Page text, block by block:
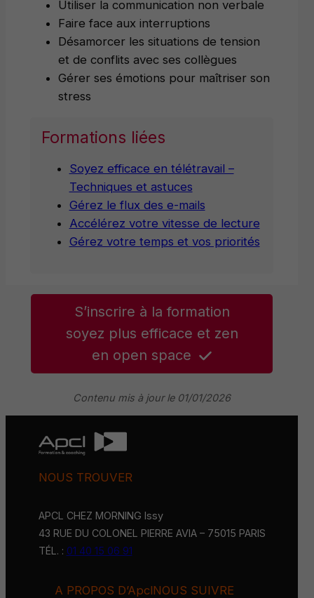
Utiliser la communication non verbale
Faire face aux interruptions
Désamorcer les situations de tension
et de conflits avec ses collègues
Gérer ses émotions pour maîtriser son
stress
Formations liées
Soyez efficace en télétravail –
Techniques et astuces
Gérez le flux des e-mails
Accélérez votre vitesse de lecture
Gérez votre temps et vos priorités
S’inscrire à la formation
soyez plus efficace et zen
en open space
Contenu mis à jour le 01/01/2026
NOUS TROUVER
APCL CHEZ MORNING Issy
43 RUE DU COLONEL PIERRE AVIA – 75015 PARIS
TÉL. : 01 40 15 06 91
A PROPOS D’ApclNOUS SUIVRE